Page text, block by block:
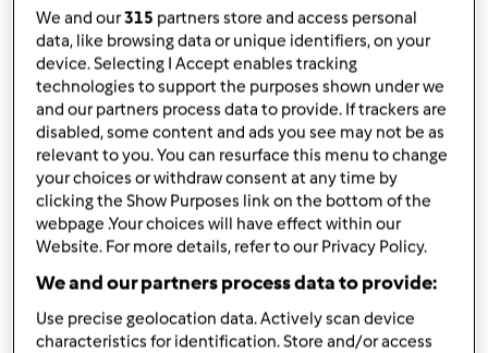
Ingredienti
ingredienti
10olive nere denocciolate
10olive verdi denocciolate
1cucchiaiocapperi sotto sale sciacquati
1spicchio aglio
20 grolioevo
q.b.farina
q.b.vino binco
200grammicarne di vitello
We and our315 partners store and access personal
data, like browsing data or unique identifiers, on your
device. Selecting I Accept enables tracking
technologies to support the purposes shown under we
and our partners process data to provide. If trackers are
disabled, some content and ads you see may not be as
relevant to you. You can resurface this menu to change
your choices or withdraw consent at any time by
clicking the Show Purposes link on the bottom of the
webpage .Your choices will have effect within our
Website. For more details, refer to our Privacy Policy.
We and our partners process data to provide:
Use precise geolocation data. Actively scan device
characteristics for identification. Store and/or access